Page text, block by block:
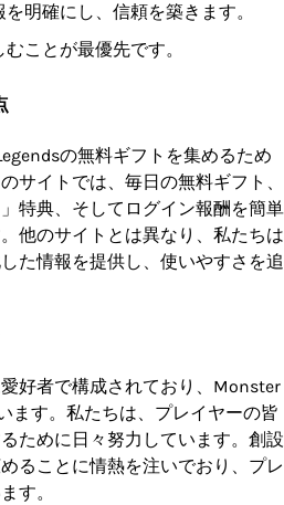
明確にし、信頼を築きます。
ことが最優先です。
の無料ギフトを集めるため
サイトでは、毎日の無料ギフト、
特典、そしてログイン報酬を簡単
他のサイトとは異なり、私たちは
た情報を提供し、使いやすさを追
好者で構成されており、Monster
ます。私たちは、プレイヤーの皆
ために日々努力しています。創設
ることに情熱を注いでおり、プレ
す。